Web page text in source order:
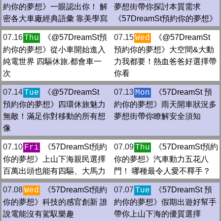
約你的夢想》一眼認出你！ 解
密各大車廠經典語彙 靠美學寫
夢想街帶你探討本質需求
《57DreamSt預約你的夢想》
07.16Thu
《@57DreamSt預
約你的夢想》從小車開始進入
純電世界 四驅休旅.都會車一
次
07.15Wed
《@57DreamSt
預約你的夢想》大空間&大動
力我都要！熱血爸爸好選擇帶
你看
07.14Tue
《@57DreamSt
預約你的夢想》四環休旅魅力
無敵！滿足你對移動的所有想
像
07.13 Mon
《57DreamSt 預
約你的夢想》雨天開車狀況多
夢想街帶你瞭解安全須知
07.10 Fri
《57DreamSt預約
你的夢想》上山下海親民選擇
百萬出頭也能有四驅、大馬力
07.09Thu
《57DreamSt預約
你的夢想》汽車動力五花八
門！ 哪種最令人愛不釋手？
07.08Wed
《57DreamSt預約
你的夢想》科技的感官創新 誰
說電能沒有駕馭樂趣
07.07 Tue
《57DreamSt 預
約你的夢想》假期出遊好幫手
帶你上山下海的優質選擇